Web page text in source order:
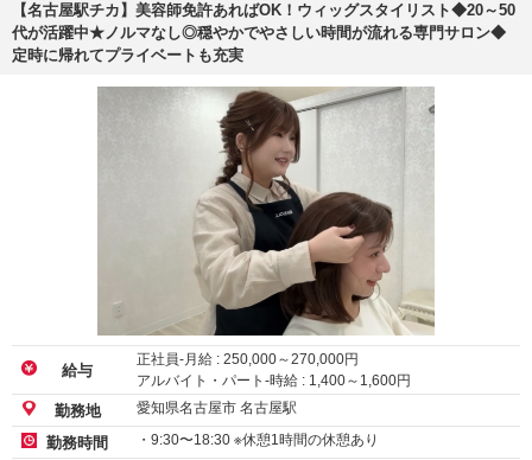
【名古屋駅チカ】美容師免許あればOK！ウィッグスタイリスト◆20～50
代が活躍中★ノルマなし◎穏やかでやさしい時間が流れる専門サロン◆
定時に帰れてプライベートも充実
給与
正社員-月給 : 250,000～270,000円
アルバイト・パート-時給 : 1,400～ 1,600円
勤務地 愛知県名古屋市 名古屋駅
勤務時間 ・9:30〜18:30 ※休憩1時間の休憩あり